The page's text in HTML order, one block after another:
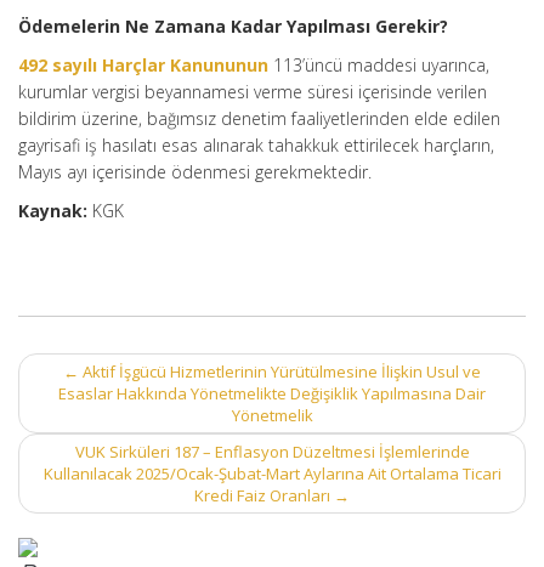
Ödemelerin Ne Zamana Kadar Yapılması Gerekir?
492 sayılı Harçlar Kanununun 113’üncü maddesi uyarınca,
kurumlar vergisi beyannamesi verme süresi içerisinde verilen
bildirim üzerine, bağımsız denetim faaliyetlerinden elde edilen
gayrisafi iş hasılatı esas alınarak tahakkuk ettirilecek harçların,
Mayıs ayı içerisinde ödenmesi gerekmektedir.
Kaynak: KGK
Post
navigation
← Aktif İşgücü Hizmetlerinin Yürütülmesine İlişkin Usul ve
Esaslar Hakkında Yönetmelikte Değişiklik Yapılmasına Dair
Yönetmelik
VUK Sirküleri 187 – Enflasyon Düzeltmesi İşlemlerinde
Kullanılacak 2025/Ocak-Şubat-Mart Aylarına Ait Ortalama Ticari
Kredi Faiz Oranları →